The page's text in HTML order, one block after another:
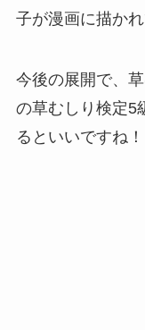
子が漫画に描かれ
今後の展開で、
の草むしり検定5
るといいですね！